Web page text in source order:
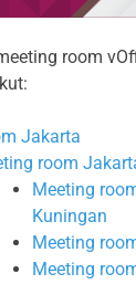
room
Jakarta
room
Meeting
Kuningan
Meeting
Meeting